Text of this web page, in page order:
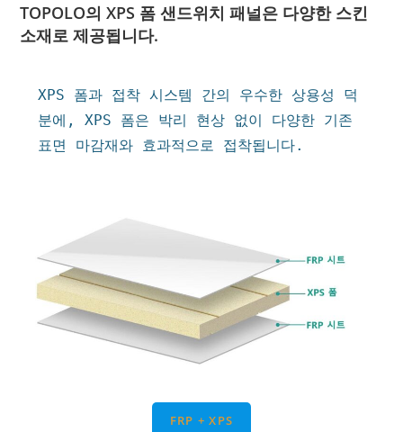
TOPOLO의 XPS 폼 샌드위치 패널은 다양한 스킨
소재로 제공됩니다.
XPS 폼과 접착 시스템 간의 우수한 상용성 덕
분에, XPS 폼은 박리 현상 없이 다양한 기존
표면 마감재와 효과적으로 접착됩니다.
FRP + XPS